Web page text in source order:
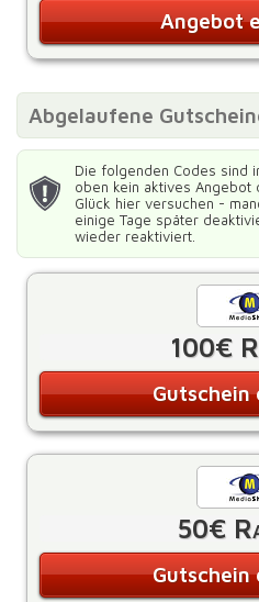
Angebot
Abgelaufene
Die folgenden Codes sind
oben kein aktives Angebot
Glück hier versuchen -
einige Tage später
wieder reaktiviert.
100€
Gutschein
50€
Gutschein